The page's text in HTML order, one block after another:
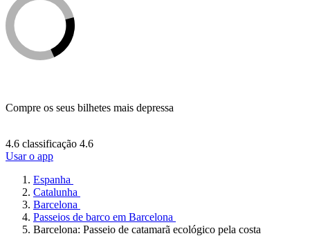
Compre os seus bilhetes mais depressa
4.6 classificação 4.6
Usar o app
Espanha
Catalunha
Barcelona
Passeios de barco em Barcelona
Barcelona: Passeio de catamarã ecológico pela costa